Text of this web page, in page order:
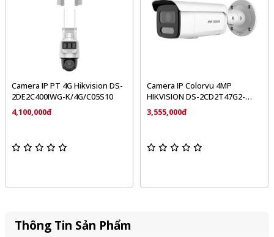
Camera IP PT 4G Hikvision DS-
2DE2C400IWG-K/4G/C05S10
4,100,000đ
Camera IP Colorvu 4MP
HIKVISION DS-2CD2T47G2-
LSU/SL
3,555,000đ
Thông Tin Sản Phẩm